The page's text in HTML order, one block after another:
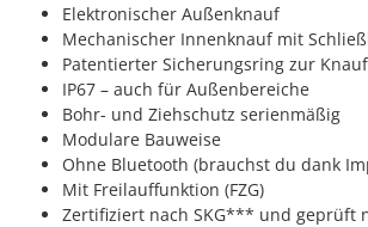
Elektronischer Außenknauf
Mechanischer Innenknauf mit
Patentierter Sicherungsring zur
IP67 – auch für Außenbereiche
Bohr- und Ziehschutz serienmäßig
Modulare Bauweise
Ohne Bluetooth (brauchst du dank
Mit Freilauffunktion (FZG)
Zertifiziert nach SKG*** und geprüft